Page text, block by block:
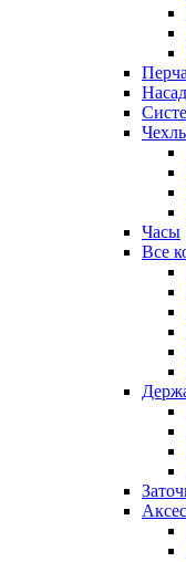
Часы
Все